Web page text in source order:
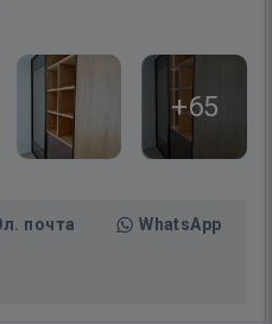
+65
почта WhatsApp